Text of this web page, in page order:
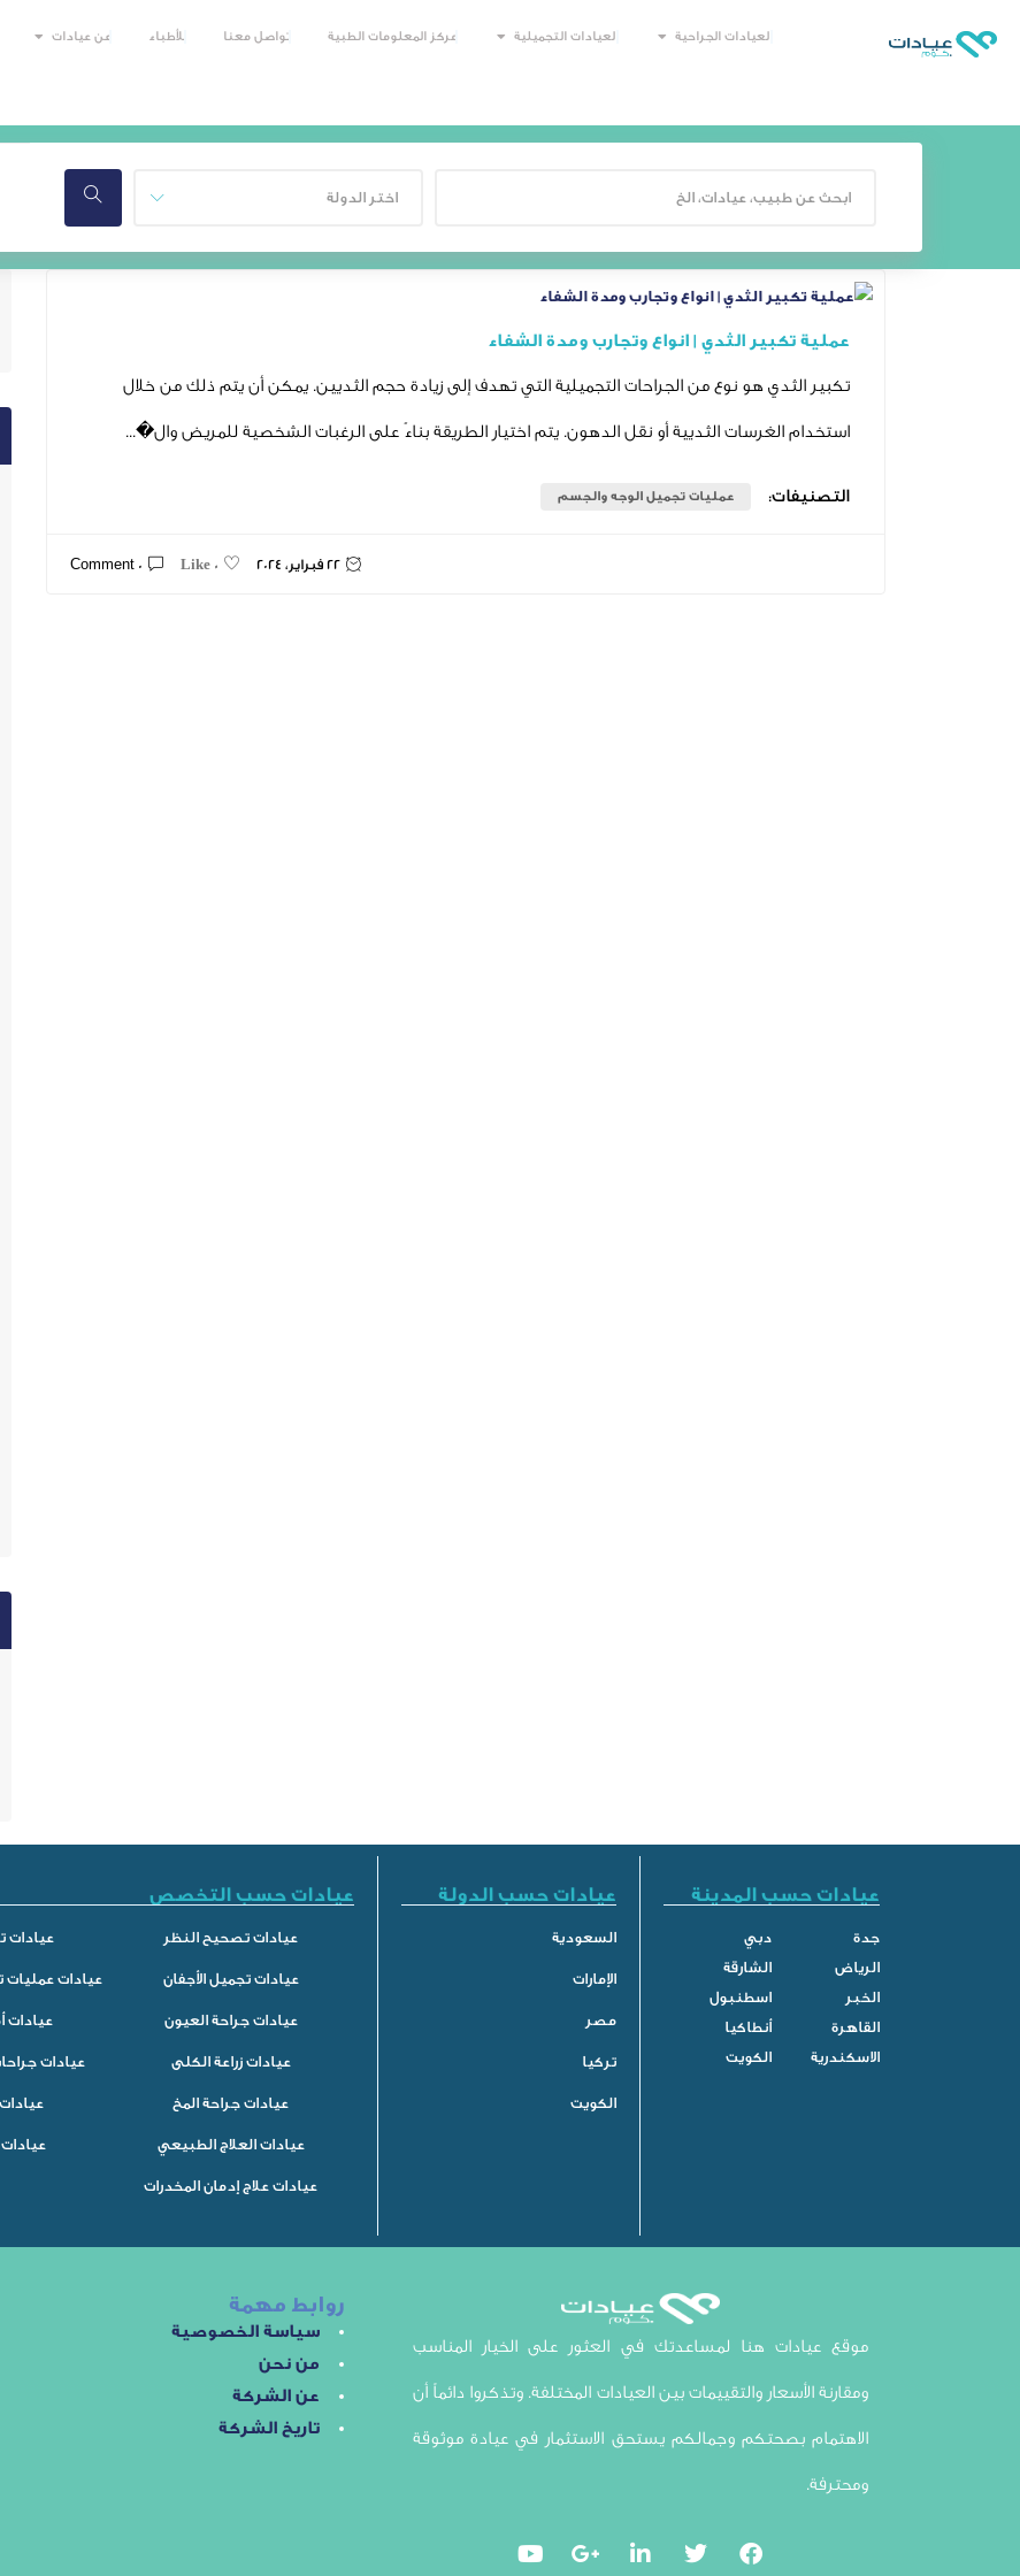
العيادات الجراحية العيادات التجميلية مركز المعلومات الطبية تواصل معنا للأطباء عن عيادات
عملية تكبير الثدي | انواع وتجارب ومدة الشفاء
تكبير الثدي هو نوع من الجراحات التجميلية التي تهدف إلى زيادة حجم الثديين. يمكن أن يتم ذلك من خلال
استخدام الغرسات الثديية أو نقل الدهون. يتم اختيار الطريقة بناءً على الرغبات الشخصية للمريض وال�...
التصنيفات: عمليات تجميل الوجه والجسم
22 فبراير، 2024 0 Like
0 Comment
عيادات حسب المدينة
جدة
دبي
الرياض
الشارقة
الخبر
اسطنبول
القاهرة
أنطاكيا
الاسكندرية
الكويت
عيادات حسب الدولة
السعودية
الإمارات
مصر
تركيا
الكويت
عيادات حسب التخصص
عيادات تصحيح النظر عيادات
عيادات تجميل الأجفان عيادات
عيادات جراحة العيون عيادات
عيادات زراعة الكلى عيادات
عيادات جراحة المخ
عيادات العلاج الطبيعي عيادات
عيادات علاج إدمان المخدرات
موقع عيادات هنا لمساعدتك في العثور على الخيار المناسب
ومقارنة الأسعار والتقييمات بين العيادات المختلفة. وتذكروا دائماً أن
الاهتمام بصحتكم وجمالكم يستحق الاستثمار في عيادة موثوقة
ومحترفة.
روابط مهمة
سياسة الخصوصية
من نحن
عن الشركة
تاريخ الشركة